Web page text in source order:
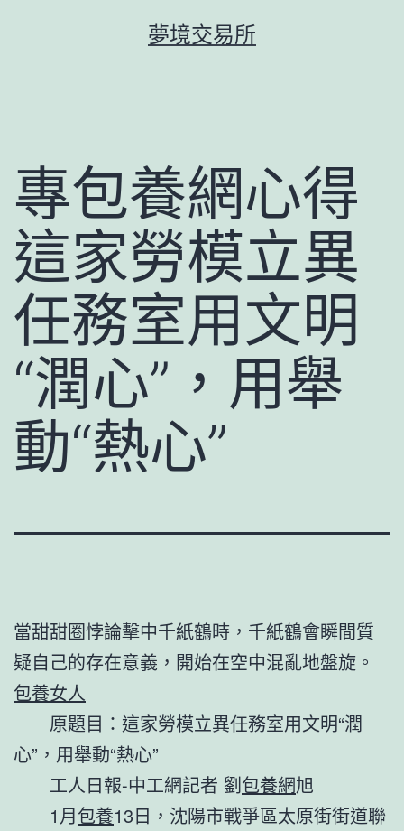
夢境交易所
專包養網心得
這家勞模立異
任務室用文明
“潤心”，用舉
動“熱心”
當甜甜圈悖論擊中千紙鶴時，千紙鶴會瞬間質
疑自己的存在意義，開始在空中混亂地盤旋。
包養女人
原題目：這家勞模立異任務室用文明“潤
心”，用舉動“熱心”
工人日報-中工網記者 劉包養網旭
1月包養13日，沈陽市戰爭區太原街街道聯